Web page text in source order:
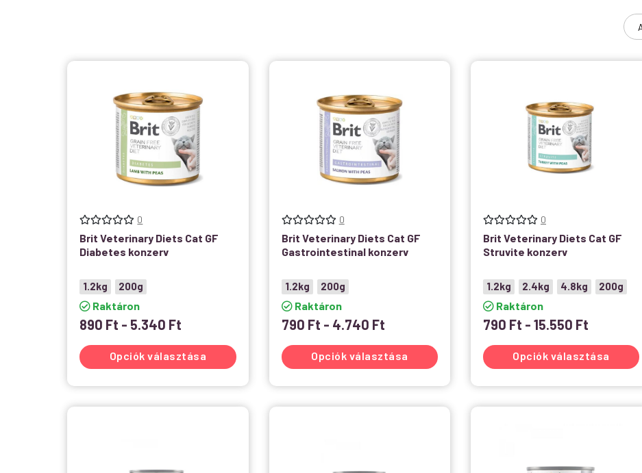
0
Brit Veterinary Diets Cat GF
Diabetes konzerv
1.2kg 200g
Raktáron
890 Ft - 5.340 Ft
Opciók választása
0
Brit Veterinary Diets Cat GF
Gastrointestinal konzerv
1.2kg 200g
Raktáron
790 Ft - 4.740 Ft
Opciók választása
0
Brit Veterinary Diets Cat GF
Struvite konzerv
1.2kg 2.4kg 4.8kg 200g
Raktáron
790 Ft - 15.550 Ft
Opciók választása